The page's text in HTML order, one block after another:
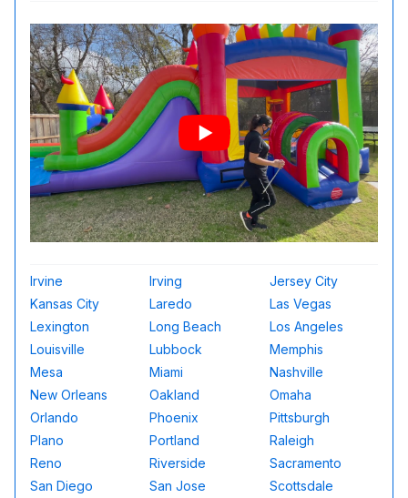
Irvine Irving
Jersey City
Kansas City
Laredo
Las Vegas
Lexington
Long Beach
Los Angeles
Louisville
Lubbock
Memphis
Mesa
Miami
Nashville
New Orleans
Oakland
Omaha
Orlando
Phoenix
Pittsburgh
Plano
Portland
Raleigh
Reno
Riverside
Sacramento
San Diego
San Jose Scottsdale